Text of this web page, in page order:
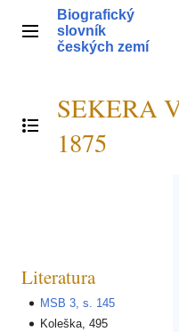
obsahHlavní menu
Biografický
slovník
českých zemí
Přepnout obsah
SEKERA
1875
Literatura
MSB 3, s. 145
Koleška, 495